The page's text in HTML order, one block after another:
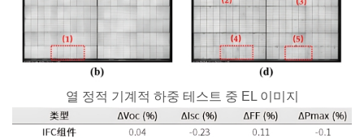
열 정적 기계적 하중 테스트 중 EL 이미지